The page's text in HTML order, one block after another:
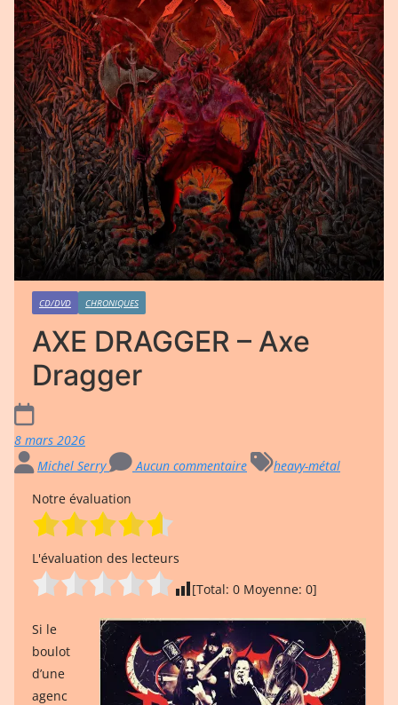
CD/DVD CHRONIQUES
AXE DRAGGER – Axe
Dragger
8 mars 2026
Michel Serry
Aucun commentaire
heavy-métal
Notre évaluation
L'évaluation des lecteurs
[Total: 0 Moyenne: 0]
Si le
boulot
d’une
agenc